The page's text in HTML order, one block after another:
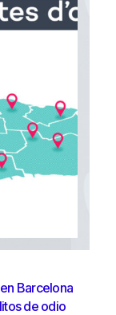
Barcelona
de odio